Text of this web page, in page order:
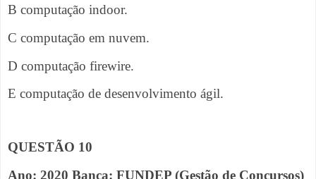
B computação indoor.
C computação em nuvem.
D computação firewire.
E computação de desenvolvimento ágil.
QUESTÃO 10
Ano: 2020 Banca: FUNDEP (Gestão de Concursos)